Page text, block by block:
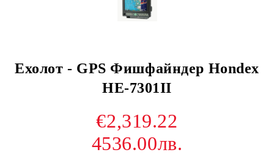
Ехолот - GPS Фишфайндер Hondex
HE-7301II
€2,319.22
4536.00лв.